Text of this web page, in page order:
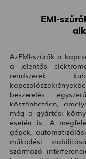
EMI-
AzEMI-szűrők a
a jelentős
rendszerek
beszerelés
köszönhetően,
még a gyártási
esetén is. A
gépek,
működési
származó